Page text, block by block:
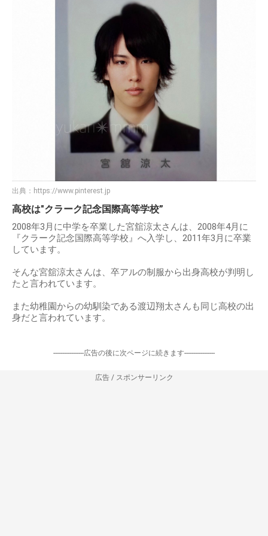
出典： https://www.pinterest.jp
高校は″クラーク記念国際高等学校”
2008年3月に中学を卒業した宮舘涼太さんは、2008年4月に
『クラーク記念国際高等学校』へ入学し、2011年3月に卒業
しています。
そんな宮舘涼太さんは、卒アルの制服から出身高校が判明し
たと言われています。
また幼稚園からの幼馴染である渡辺翔太さんも同じ高校の出
身だと言われています。
-----------------広告の後に次ページに続きます-----------------
広告 / スポンサーリンク